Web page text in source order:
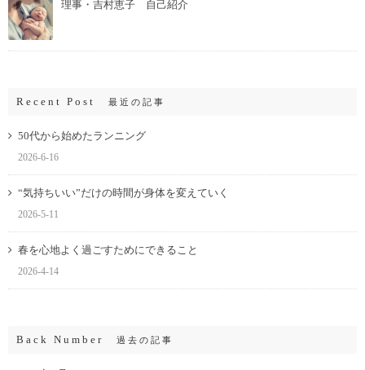
理事・吉村恵子 自己紹介
Recent Post 最近の記事
50代から始めたランニング
2026-6-16
“気持ちいい”だけの時間が身体を変えていく
2026-5-11
春を心地よく過ごすためにできること
2026-4-14
Back Number 過去の記事